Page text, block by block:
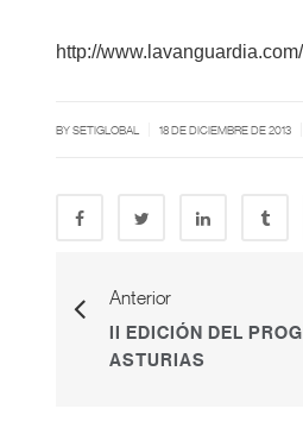
http://
BY SETIGLOBAL 18 DE DICIEMBRE DE 2013
Anterior
II EDICIÓN DEL
ASTURIAS